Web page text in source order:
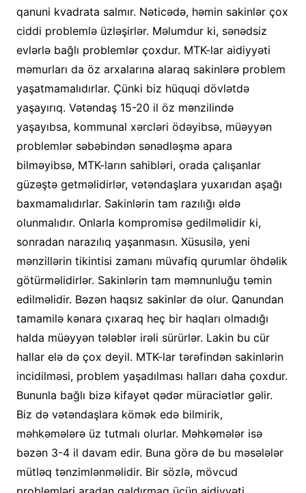
qanuni kvadrata salmır. Nəticədə, həmin sakinlər çox
ciddi problemlə üzləşirlər. Məlumdur ki, sənədsiz
evlərlə bağlı problemlər çoxdur. MTK-lar aidiyyəti
məmurları da öz arxalarına alaraq sakinlərə problem
yaşatmamalıdırlar. Çünki biz hüquqi dövlətdə
yaşayırıq. Vətəndaş 15-20 il öz mənzilində
yaşayıbsa, kommunal xərcləri ödəyibsə, müəyyən
problemlər səbəbindən sənədləşmə apara
bilməyibsə, MTK-ların sahibləri, orada çalışanlar
güzəştə getməlidirlər, vətəndaşlara yuxarıdan aşağı
baxmamalıdırlar. Sakinlərin tam razılığı əldə
olunmalıdır. Onlarla kompromisə gedilməlidir ki,
sonradan narazılıq yaşanmasın. Xüsusilə, yeni
mənzillərin tikintisi zamanı müvafiq qurumlar öhdəlik
götürməlidirlər. Sakinlərin tam məmnunluğu təmin
edilməlidir. Bəzən haqsız sakinlər də olur. Qanundan
tamamilə kənara çıxaraq heç bir haqları olmadığı
halda müəyyən tələblər irəli sürürlər. Lakin bu cür
hallar elə də çox deyil. MTK-lar tərəfindən sakinlərin
incidilməsi, problem yaşadılması halları daha çoxdur.
Bununla bağlı bizə kifayət qədər müraciətlər gəlir.
Biz də vətəndaşlara kömək edə bilmirik,
məhkəmələrə üz tutmalı olurlar. Məhkəmələr isə
bəzən 3-4 il davam edir. Buna görə də bu məsələlər
mütləq tənzimlənməlidir. Bir sözlə, mövcud